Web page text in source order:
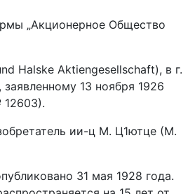
„Акционерное Общество
Halske Aktiengesellschaft), в г.
13 ноября 1926
12603).
ии-ц М. Ц1ютце (М.
31 мая 1928 года.